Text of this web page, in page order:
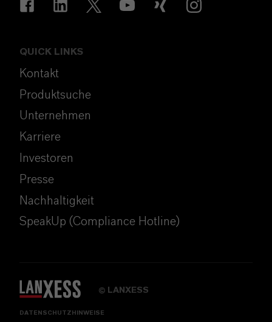
QUICK LINKS
Kontakt
Produktsuche
Unternehmen
Karriere
Investoren
Presse
Nachhaltigkeit
SpeakUp (Compliance Hotline)
© LANXESS
DATENSCHUTZHINWEISE